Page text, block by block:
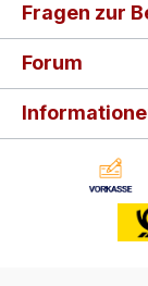
Fragen zur
Forum